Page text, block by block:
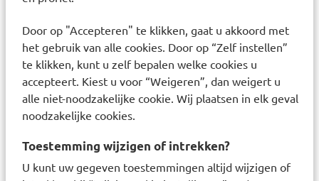
Door op "Accepteren" te klikken, gaat u akkoord met
het gebruik van alle cookies. Door op “Zelf instellen”
te klikken, kunt u zelf bepalen welke cookies u
accepteert. Kiest u voor “Weigeren”, dan weigert u
alle niet-noodzakelijke cookie. Wij plaatsen in elk geval
noodzakelijke cookies.
Toestemming wijzigen of intrekken?
U kunt uw gegeven toestemmingen altijd wijzigen of
duur van de klachten.
Welke producten vallen onder
neusverzorging?
Zoutoplossing en neusspoeling:
Reinigen en bevochtigen de neus. Worden vaak gebruikt bij
droge of verstopte neus en voor dagelijkse neusreiniging.
Neussprays met xylometazoline of oxymetazoline: